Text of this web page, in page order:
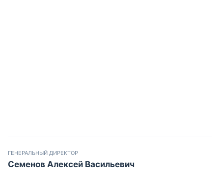
ГЕНЕРАЛЬНЫЙ ДИРЕКТОР
Семенов Алексей Васильевич